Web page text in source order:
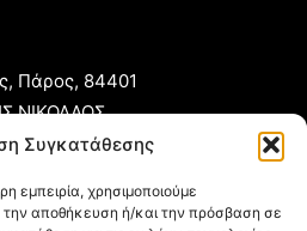
Συγκατάθεσης
εμπειρία, χρησιμοποιούμε
την αποθήκευση ή/και την πρόσβαση σε
Πάρος, 84401
ΝΙΚΟΛΑΟΣ